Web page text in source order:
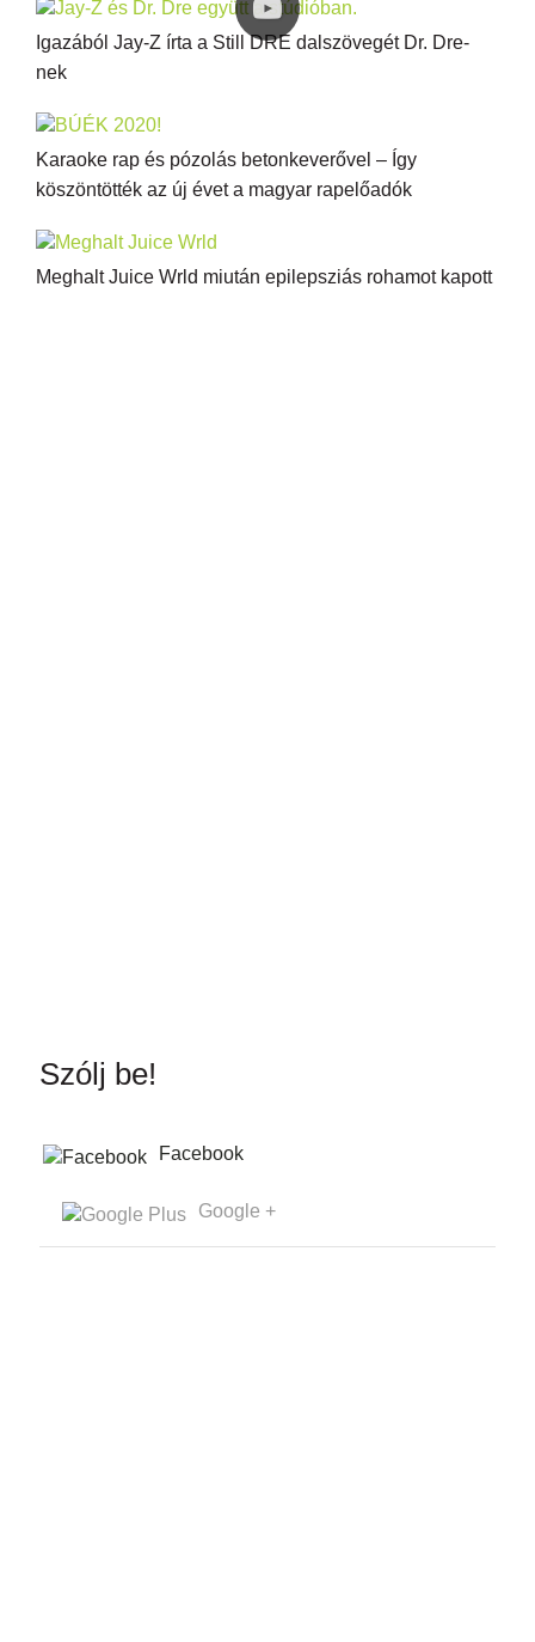
Igazából Jay-Z írta a Still DRE dalszövegét Dr. Dre-
nek
Karaoke rap és pózolás betonkeverővel – Így
köszöntötték az új évet a magyar rapelőadók
Meghalt Juice Wrld miután epilepsziás rohamot kapott
Szólj be!
Facebook
Google +